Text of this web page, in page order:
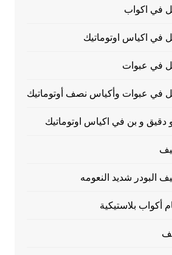
في اكواب
في اكياس اوتوماتيك
في عبوات
في عبوات وأكياس نصف أوتوماتيك
دقيق و بن في اكياس اوتوماتيك
البودر شديد النعومه
أكواب بلاستيكية